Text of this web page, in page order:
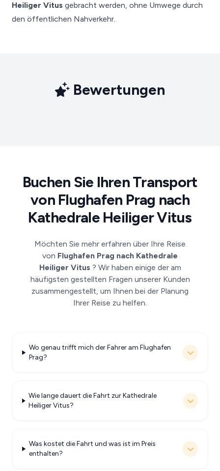
Heiliger Vitus gebracht werden, ohne Umwege durch
den öffentlichen Nahverkehr.
Bewertungen
Buchen Sie Ihren Transport
von Flughafen Prag nach
Kathedrale Heiliger Vitus
Möchten Sie mehr erfahren über Ihre Reise
von Flughafen Prag nach Kathedrale
Heiliger Vitus ? Wir haben einige der am
häufigsten gestellten Fragen unserer Kunden
zusammengestellt, um Ihnen bei der Planung
Ihrer Reise zu helfen.
Wo genau trifft mich der Fahrer am Flughafen
Prag?
Wie lange dauert die Fahrt zur Kathedrale
Heiliger Vitus?
Was kostet die Fahrt und was ist im Preis
enthalten?